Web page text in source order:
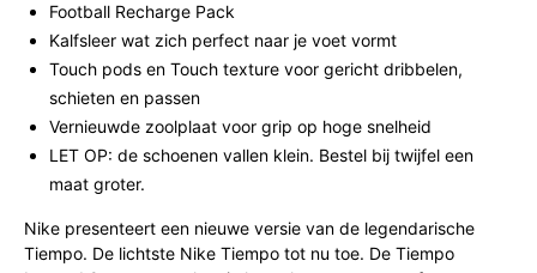
Football Recharge Pack
Kalfsleer wat zich perfect naar je voet vormt
Touch pods en Touch texture voor gericht dribbelen,
schieten en passen
Vernieuwde zoolplaat voor grip op hoge snelheid
LET OP: de schoenen vallen klein. Bestel bij twijfel een
maat groter.
Nike presenteert een nieuwe versie van de legendarische
Tiempo. De lichtste Nike Tiempo tot nu toe. De Tiempo